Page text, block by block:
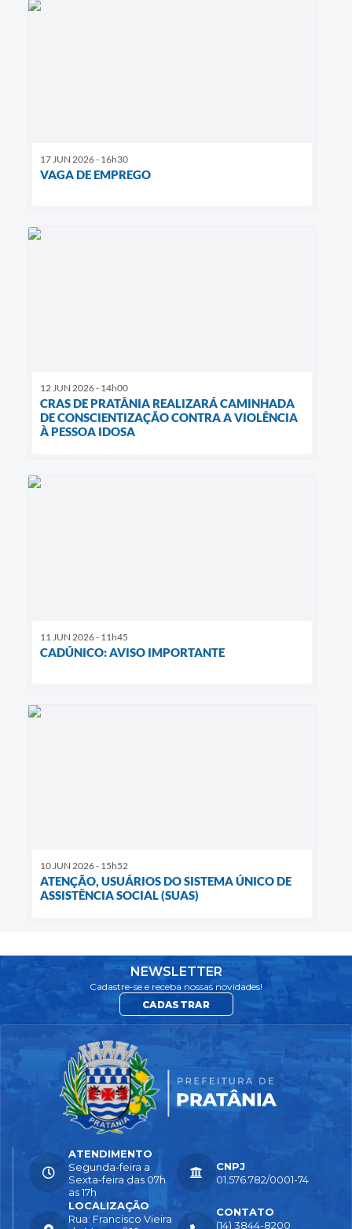
17 JUN 2026 - 16h30
VAGA DE EMPREGO
12 JUN 2026 - 14h00
CRAS DE PRATÂNIA REALIZARÁ CAMINHADA
DE CONSCIENTIZAÇÃO CONTRA A VIOLÊNCIA
À PESSOA IDOSA
11 JUN 2026 - 11h45
CADÚNICO: AVISO IMPORTANTE
10 JUN 2026 - 15h52
ATENÇÃO, USUÁRIOS DO SISTEMA ÚNICO DE
ASSISTÊNCIA SOCIAL (SUAS)
NEWSLETTER
Cadastre-se e receba nossas novidades!
CADASTRAR
LOCALIZAÇÃO
Rua: Francisco Vieira
CONTATO
(14) 3844-8200
ATENDIMENTO
Segunda-feira a
Sexta-feira das 07h
as 17h
CNPJ
01.576.782/0001-74